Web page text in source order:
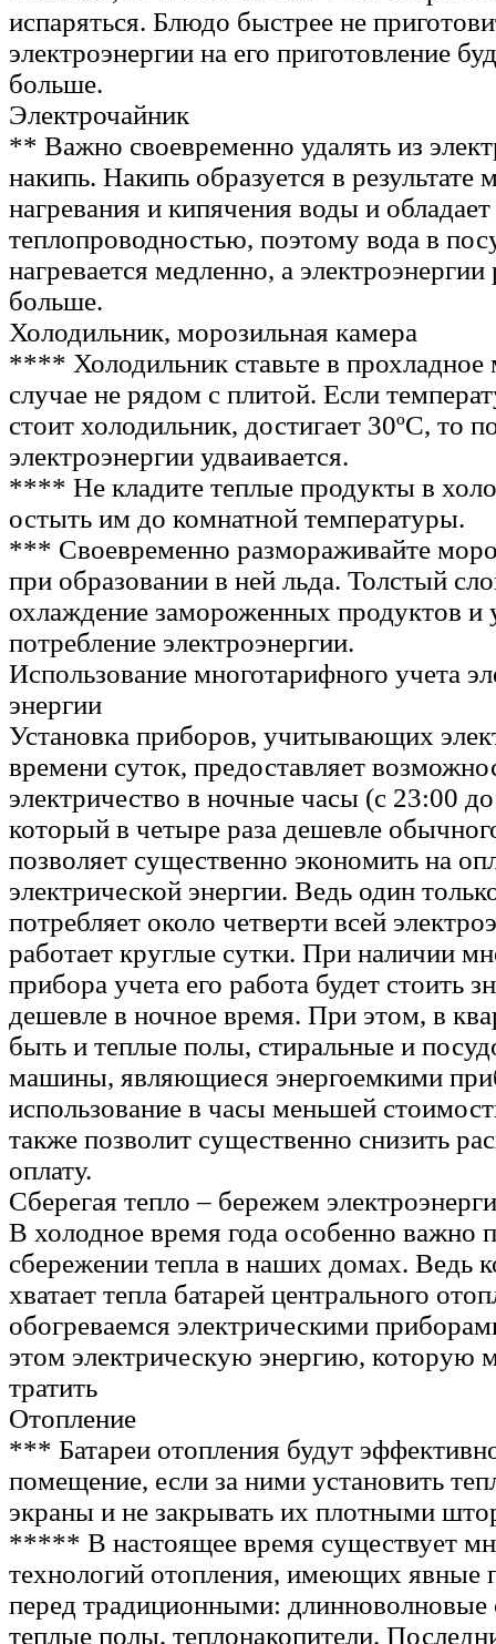
испаряться. Блюдо быстрее не
электроэнергии на его приготовление
больше.
Электрочайник
** Важно своевременно удалять из
накипь. Накипь образуется в результате
нагревания и кипячения воды и
теплопроводностью, поэтому вода в
нагревается медленно, а электроэнергии
больше.
Холодильник, морозильная камера
**** Холодильник ставьте в прохладное
случае не рядом с плитой. Если
стоит холодильник, достигает 30ºC, то
электроэнергии удваивается.
**** Не кладите теплые продукты в
остыть им до комнатной температуры.
*** Своевременно размораживайте
при образовании в ней льда. Толстый
охлаждение замороженных продуктов и
потребление электроэнергии.
Использование многотарифного учета
энергии
Установка приборов, учитывающих
времени суток, предоставляет
электричество в ночные часы (с 23:00
который в четыре раза дешевле
позволяет существенно экономить на
электрической энергии. Ведь один
потребляет около четверти всей
работает круглые сутки. При наличии
прибора учета его работа будет стоить
дешевле в ночное время. При этом, в
быть и теплые полы, стиральные и
машины, являющиеся энергоемкими
использование в часы меньшей
также позволит существенно снизить
оплату.
Сберегая тепло – бережем
В холодное время года особенно важно
сбережении тепла в наших домах. Ведь
хватает тепла батарей центрального
обогреваемся электрическими
этом электрическую энергию, которую
тратить
Отопление
*** Батареи отопления будут
помещение, если за ними установить
экраны и не закрывать их плотными
***** В настоящее время существует
технологий отопления, имеющих явные
перед традиционными: длинноволновые
теплые полы, теплонакопители.